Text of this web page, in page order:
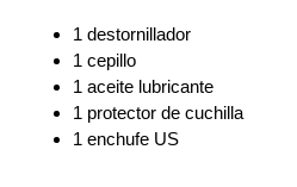
1 destornillador
1 cepillo
1 aceite lubricante
1 protector de cuchilla
1 enchufe US